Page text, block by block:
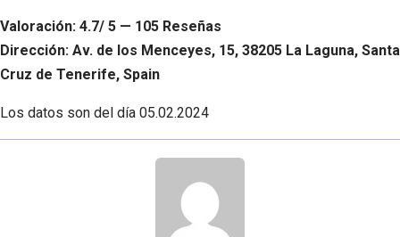
Valoración: 4.7/ 5 — 105 Reseñas
Dirección: Av. de los Menceyes, 15, 38205 La Laguna, Santa
Cruz de Tenerife, Spain
Los datos son del día 05.02.2024